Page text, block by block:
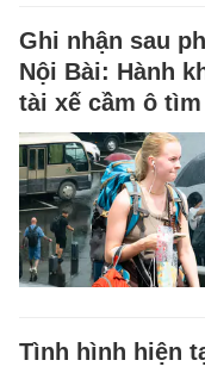
Ghi nhận sau
Nội Bài: Hành
tài xế cầm ô
Tình hình hiện